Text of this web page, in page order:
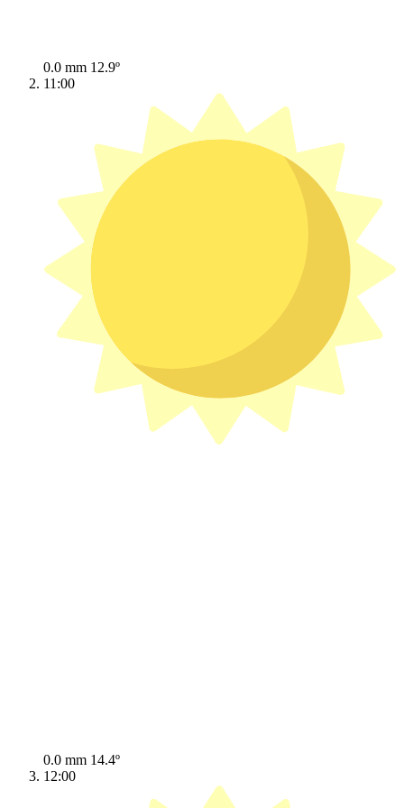
0.0 mm 12.9º
11:00
0.0 mm 14.4º
12:00